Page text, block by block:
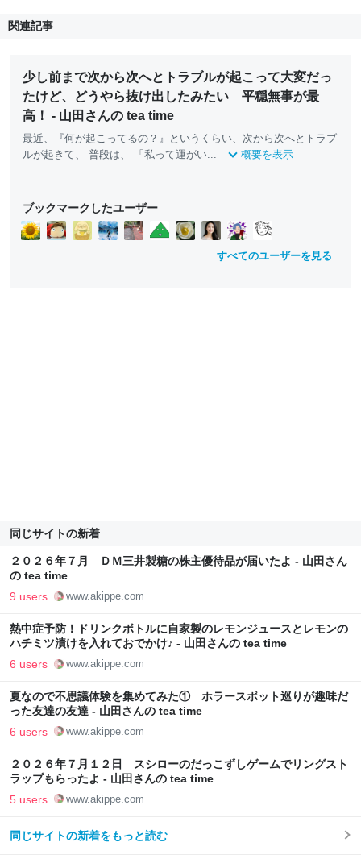
関連記事
少し前まで次から次へとトラブルが起こって大変だっ
たけど、どうやら抜け出したみたい 平穏無事が最
高！ - 山田さんの tea time
最近、『何が起こってるの？』というくらい、次から次へとトラブ
ルが起きて、 普段は、 「私って運がい...
概要を表示
ブックマークしたユーザー
すべてのユーザーを見る
同じサイトの新着
２０２６年７月 ＤＭ三井製糖の株主優待品が届いたよ - 山田さん
の tea time
9 users www.akippe.com
熱中症予防！ドリンクボトルに自家製のレモンジュースとレモンの
ハチミツ漬けを入れておでかけ♪ - 山田さんの tea time
6 users www.akippe.com
夏なので不思議体験を集めてみた① ホラースポット巡りが趣味だ
った友達の友達 - 山田さんの tea time
6 users www.akippe.com
２０２６年７月１２日 スシローのだっこずしゲームでリングスト
ラップもらったよ - 山田さんの tea time
5 users www.akippe.com
同じサイトの新着をもっと読む